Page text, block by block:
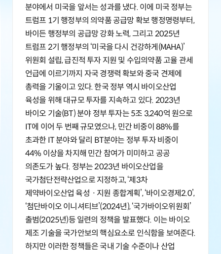
분야에서 미국을 앞서는 성과를 냈다. 이에 미국 정부는
트럼프 1기 행정부의 의약품 공급망 확보 행정명령부터,
바이든 행정부의 공급망 강화 노력, 그리고 2025년
트럼프 2기 행정부의 ‘미국을 다시 건강하게(MAHA)’
위원회 설립, 급진적 투자 지원 및 수입의약품 고율 관세
언급에 이르기까지 자국 경쟁력 확보와 중국 견제에
총력을 기울이고 있다. 한국 정부 역시 바이오산업
육성을 위해 대규모 투자를 지속하고 있다. 2023년
바이오 기술(BT) 분야 정부 투자는 5조 3,240억 원으로
IT에 이어 두 번째 규모였으나, 민간 비중이 88%를
초과한 IT 분야와 달리 BT분야는 정부 투자 비중이
44% 이상을 차지해 민간 참여가 미미하고 공공
의존도가 높다. 정부는 2023년 바이오산업을
국가첨단전략산업으로 지정하고, ‘제3차
제약바이오산업 육성ㆍ지원 종합계획’, ‘바이오경제2.0’,
‘첨단바이오 이니셔티브’(2024년), ‘국가바이오위원회’
출범(2025년)등 일련의 정책을 발표했다. 이는 바이오
제조 기술을 국가안보의 핵심요소로 인식함을 보여준다.
하지만 이러한 정책들은 국내 기술 수준이나 산업